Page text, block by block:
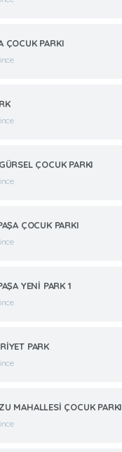
ÇOCUK PARKI
ÇOCUK PARKI
ÇOCUK PARKI
YENİ PARK 1
PARK
MAHALLESİ ÇOCUK PARKI